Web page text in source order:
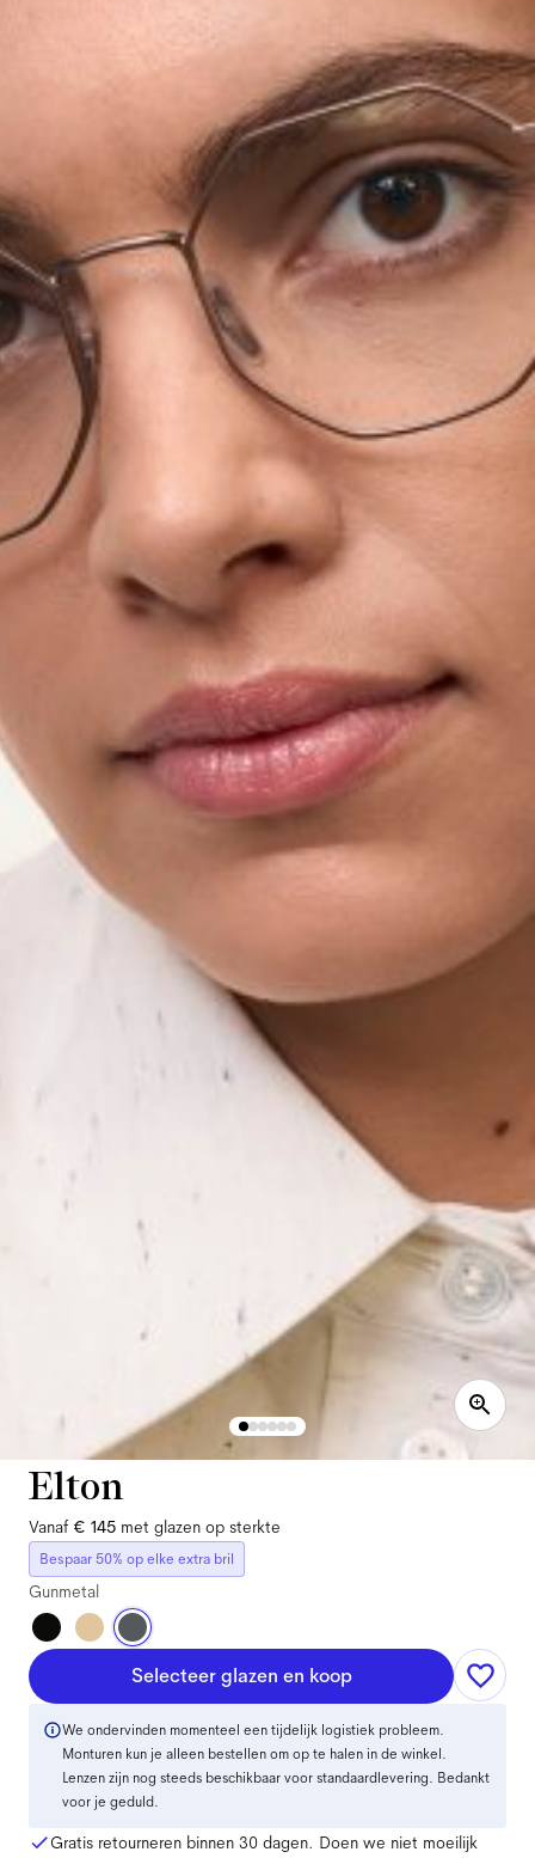
Elton
Vanaf € 145 met glazen op sterkte
Bespaar 50% op elke extra bril
Gunmetal
Selecteer glazen en koop
We ondervinden momenteel een tijdelijk logistiek probleem.
Monturen kun je alleen bestellen om op te halen in de winkel.
Lenzen zijn nog steeds beschikbaar voor standaardlevering. Bedankt
voor je geduld.
Gratis retourneren binnen 30 dagen. Doen we niet moeilijk